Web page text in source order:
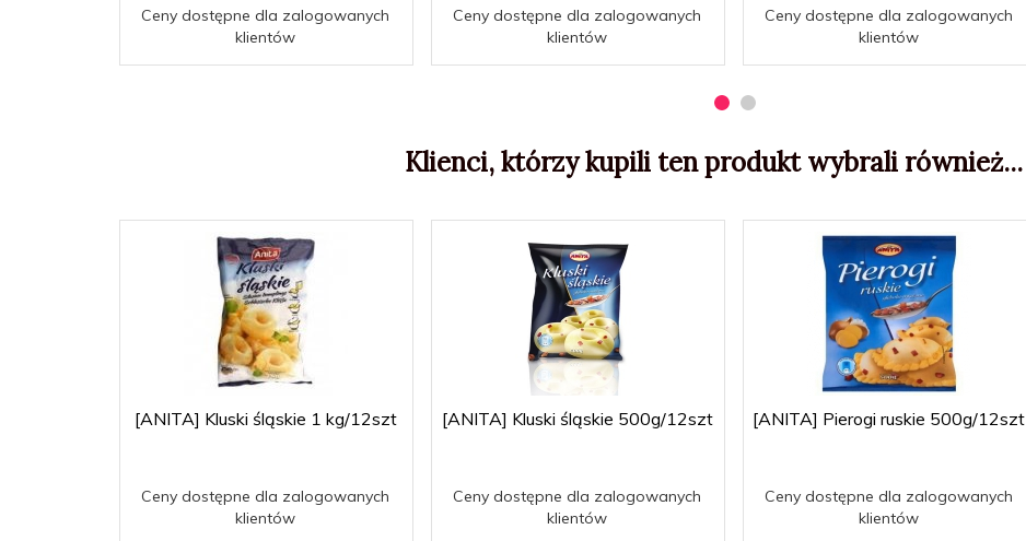
Ceny dostępne dla zalogowanych
klientów
Ceny dostępne dla zalogowanych
klientów
Ceny dostępne dla zalogowanych
klientów
Klienci, którzy kupili ten produkt wybrali również...
[ANITA] Kluski śląskie 1 kg/12szt
Ceny dostępne dla zalogowanych
klientów
[ANITA] Kluski śląskie 500g/12szt
Ceny dostępne dla zalogowanych
klientów
[ANITA] Pierogi ruskie 500g/12szt
Ceny dostępne dla zalogowanych
klientów